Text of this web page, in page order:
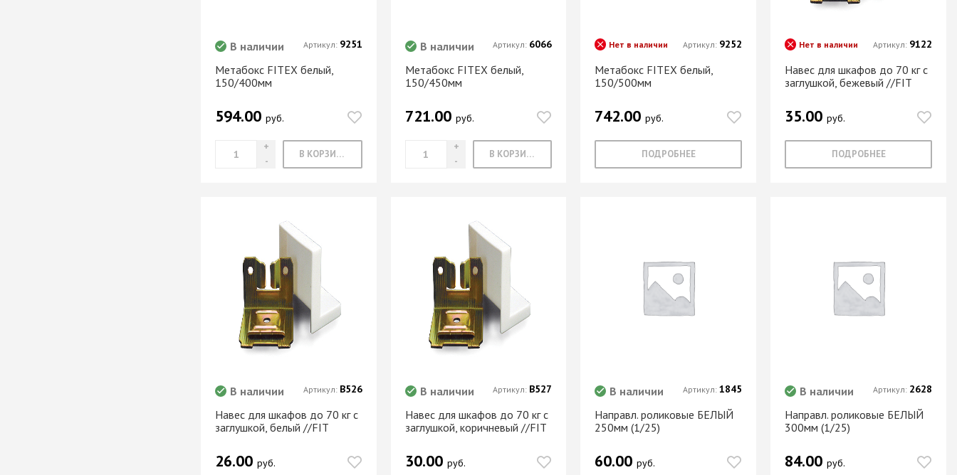
Метабокс FITEX белый,
150/400мм
В наличии
594.00 руб.
В КОРЗИНУ
Артикул: 9251
Метабокс FITEX белый,
150/450мм
В наличии
721.00 руб.
В КОРЗИНУ
Артикул: 6066
Метабокс FITEX белый,
150/500мм
Нет в наличии
742.00руб.
ПОДРОБНЕЕ
Артикул: 9252
Навес для шкафов до 70 кг с
заглушкой, бежевый //FIT
Нет в наличии
35.00руб.
ПОДРОБНЕЕ
Артикул: 9122
Навес для шкафов до 70 кг с
заглушкой, белый //FIT
В наличии
26.00 руб.
Артикул: В526
Навес для шкафов до 70 кг с
заглушкой, коричневый //FIT
В наличии
30.00 руб.
Артикул: В527
Направл. роликовые БЕЛЫЙ
250мм (1/25)
В наличии
60.00руб.
Артикул:1845
Направл. роликовые БЕЛЫЙ
300мм (1/25)
В наличии
84.00руб.
Артикул: 2628